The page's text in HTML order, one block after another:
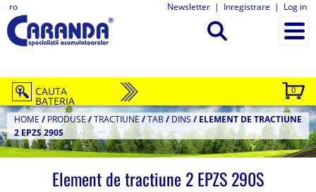
ro Newsletter | Inregistrare | Log in
0
CAUTA
BATERIA
HOME / PRODUSE/TRACTIUNE /TAB / DINS / ELEMENT DE TRACTIUNE
2 EPZS 290S
Element de tractiune 2 EPZS 290S